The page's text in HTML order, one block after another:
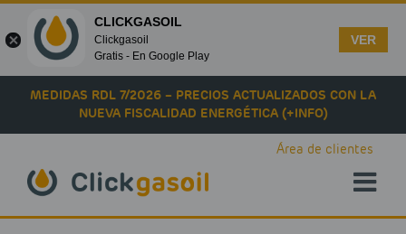
Skip to main content
MEDIDAS RDL 7/2026 – PRECIOS ACTUALIZADOS CON LA
NUEVA FISCALIDAD ENERGÉTICA (+INFO)
Área de clientes
CLICKGASOIL
Clickgasoil
Gratis - En Google Play
VER